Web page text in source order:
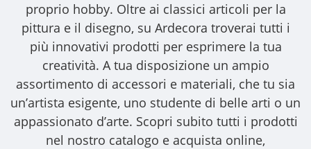
proprio hobby. Oltre ai classici articoli per la
pittura e il disegno, su Ardecora troverai tutti i
più innovativi prodotti per esprimere la tua
creatività. A tua disposizione un ampio
assortimento di accessori e materiali, che tu sia
un’artista esigente, uno studente di belle arti o un
appassionato d’arte. Scopri subito tutti i prodotti
nel nostro catalogo e acquista online,